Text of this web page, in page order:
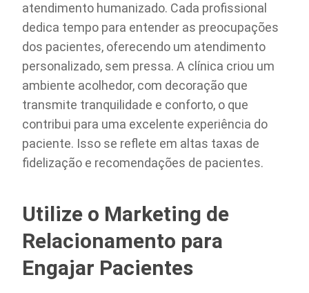
atendimento humanizado. Cada profissional
dedica tempo para entender as preocupações
dos pacientes, oferecendo um atendimento
personalizado, sem pressa. A clínica criou um
ambiente acolhedor, com decoração que
transmite tranquilidade e conforto, o que
contribui para uma excelente experiência do
paciente. Isso se reflete em altas taxas de
fidelização e recomendações de pacientes.
Utilize o Marketing de
Relacionamento para
Engajar Pacientes